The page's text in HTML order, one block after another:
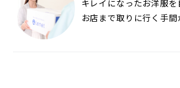
キレイになったお洋服を
お店まで取りに行く手間